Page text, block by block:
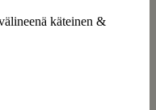
käteinen &